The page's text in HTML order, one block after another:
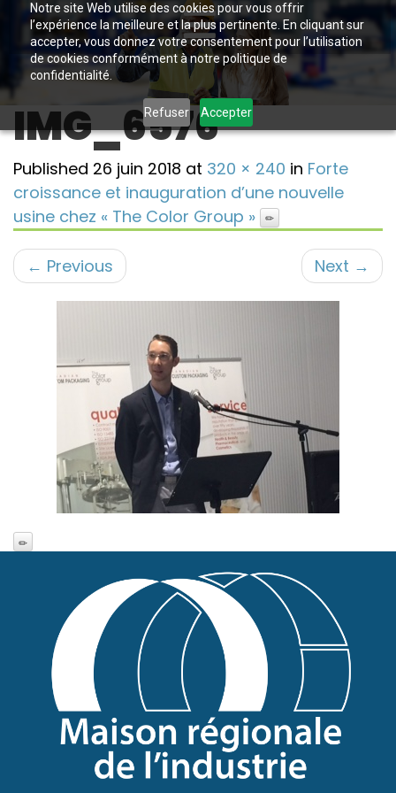
Notre site Web utilise des cookies pour vous offrir
l’expérience la meilleure et la plus pertinente. En cliquant sur
accepter, vous donnez votre consentement pour l’utilisation
de cookies conformément à notre politique de
confidentialité.
Refuser Accepter
IMG_6576
Published 26 juin 2018 at 320 × 240 in Forte
croissance et inauguration d’une nouvelle
usine chez « The Color Group »
← Previous Next →